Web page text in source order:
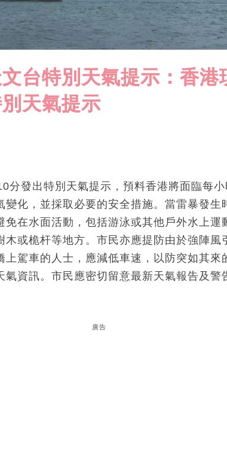
台特別天氣提示：香港
天氣提示
分發出特別天氣提示，預料香港將面臨每
化，並採取必要的安全措施。當雷暴發生
免在水面活動，包括游泳或其他戶外水上運
木或桅杆等地方。市民亦應提防由於強陣風
上駕車的人士，應減低車速，以防突如其來
氣資訊。市民應密切留意最新天氣報告及警
廣告